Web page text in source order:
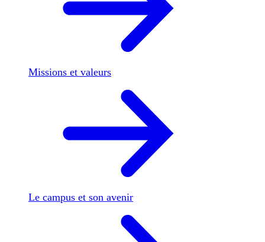
Missions et valeurs
Le campus et son avenir